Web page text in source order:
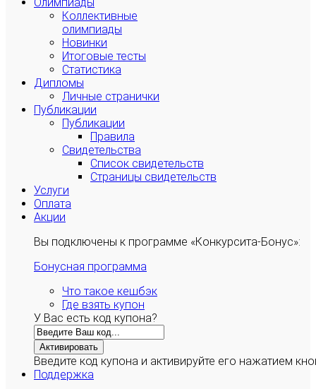
Коллективные
олимпиады
Новинки
Итоговые тесты
Статистика
Дипломы
Личные странички
Публикации
Публикации
Правила
Свидетельства
Список свидетельств
Страницы свидетельств
Услуги
Оплата
Акции
Вы подключены к программе «Конкурсита-Бонус»:
Бонусная программа
Что такое кешбэк
Где взять купон
У Вас есть код купона?
Активировать
Введите код купона и активируйте его нажатием
Поддержка